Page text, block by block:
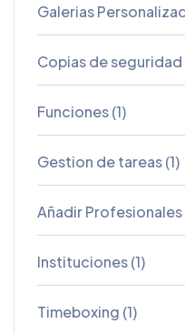
Galerias
Copias de seguridad
Funciones (1)
Gestion de tareas (1)
Añadir Profesionales
Instituciones (1)
Timeboxing (1)